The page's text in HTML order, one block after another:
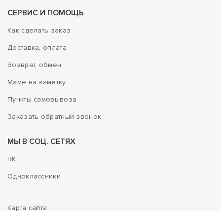
СЕРВИС И ПОМОЩЬ
Как сделать заказ
Доставка, оплата
Возврат, обмен
Маме на заметку
Пункты самовывоза
Заказать обратный звонок
МЫ В СОЦ. СЕТЯХ
ВК
Одноклассники
Карта сайта